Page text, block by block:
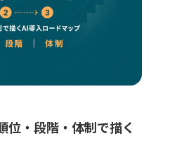
位・段階・体制で描く